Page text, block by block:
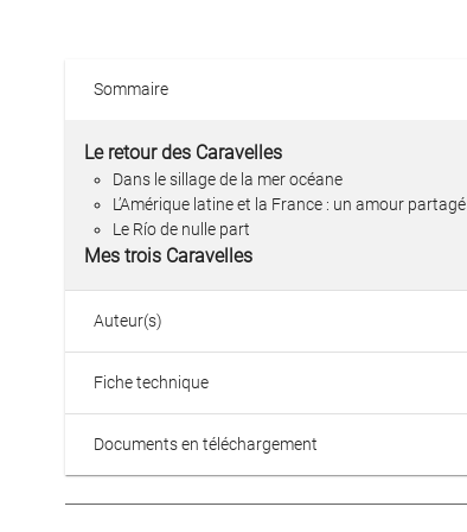
Sommaire
Le retour des Caravelles
Dans le sillage de la mer océane
L’Amérique latine et la France : un amour partagé
Le Río de nulle part
Mes trois Caravelles
Auteur(s)
Fiche technique
Documents en téléchargement